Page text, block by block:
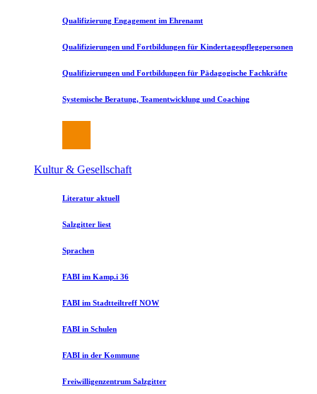
Qualifizierung Engagement im Ehrenamt
Qualifizierungen und Fortbildungen für Kindertagespflegepersonen
Qualifizierungen und Fortbildungen für Pädagogische Fachkräfte
Systemische Beratung, Teamentwicklung und Coaching
Kultur & Gesellschaft
Literatur aktuell
Salzgitter liest
Sprachen
FABI im Kamp.i 36
FABI im Stadtteiltreff NOW
FABI in Schulen
FABI in der Kommune
Freiwilligenzentrum Salzgitter